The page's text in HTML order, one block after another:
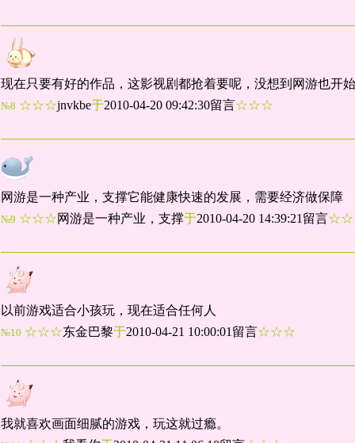
现在只要有好的作品，这影视剧都抢着要呢，没想到网游也开
№8 ☆☆☆jnvkbe于2010-04-20 09:42:30留言☆☆☆
网游是一种产业，支撑它能健康快速的发展，需要经济做保障
№9 ☆☆☆网游是一种产业，支撑于2010-04-20 14:39:21留言
以前游戏适合小孩玩，现在适合任何人
№10 ☆☆☆东金巴黎于2010-04-21 10:00:01留言☆☆☆
我就喜欢画面细腻的游戏，玩这就过瘾。